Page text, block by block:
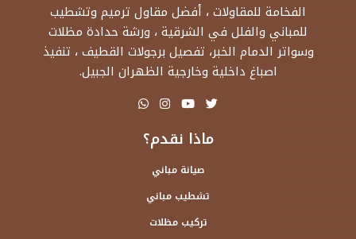
الفخامة للمقاولات ، أفضل مقاول ترميم وتشطيب
للمباني والفلل في الشرقية ، ورشة حدادة مظلات
وسواتر الدمام الخبر، تفصيل برجولات القطيف ، تنفيذ
اصباغ داخلية وخارجية الظهران الجبيل.
ماذا نقدم؟
صيانة مباني
تشطيب مباني
تركيب مظلات